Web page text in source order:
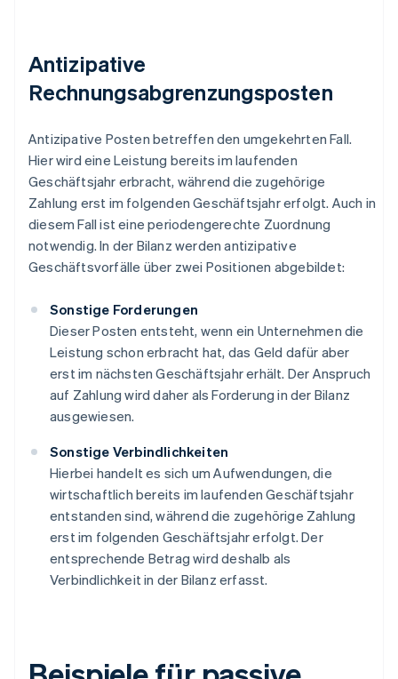
Antizipative
Rechnungsabgrenzungsposten
Antizipative Posten betreffen den umgekehrten Fall.
Hier wird eine Leistung bereits im laufenden
Geschäftsjahr erbracht, während die zugehörige
Zahlung erst im folgenden Geschäftsjahr erfolgt. Auch in
diesem Fall ist eine periodengerechte Zuordnung
notwendig. In der Bilanz werden antizipative
Geschäftsvorfälle über zwei Positionen abgebildet:
Sonstige Forderungen
Dieser Posten entsteht, wenn ein Unternehmen die
Leistung schon erbracht hat, das Geld dafür aber
erst im nächsten Geschäftsjahr erhält. Der Anspruch
auf Zahlung wird daher als Forderung in der Bilanz
ausgewiesen.
Sonstige Verbindlichkeiten
Hierbei handelt es sich um Aufwendungen, die
wirtschaftlich bereits im laufenden Geschäftsjahr
entstanden sind, während die zugehörige Zahlung
erst im folgenden Geschäftsjahr erfolgt. Der
entsprechende Betrag wird deshalb als
Verbindlichkeit in der Bilanz erfasst.